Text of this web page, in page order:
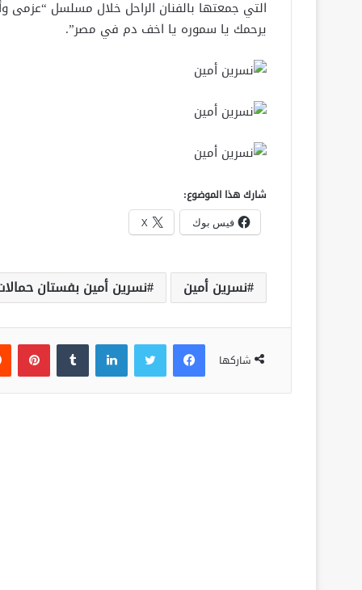
يرحمك يا سموره يا اخف دم في مصر”.
شارك هذا الموضوع:
فيس بوك X
نسرين أمين نسرين أمين بفستان
شاركها
فيسبوك لينكدإن بينتيريست